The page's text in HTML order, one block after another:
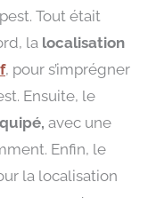
Tout était
la localisation
, pour s’imprégner
Ensuite, le
avec une
Enfin, le
la localisation